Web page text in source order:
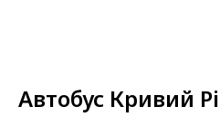
Автобус Кривий